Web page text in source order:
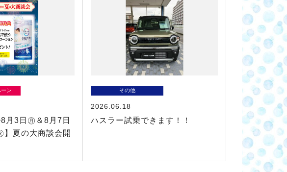
ン
月3日㊊＆8月7日
】夏の大商談会開
その他
2026.06.18
ハスラー試乗できます！！